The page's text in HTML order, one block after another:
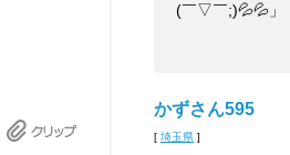
(￣▽￣;)💦💦」
かずさん595
[ 埼玉県 ]